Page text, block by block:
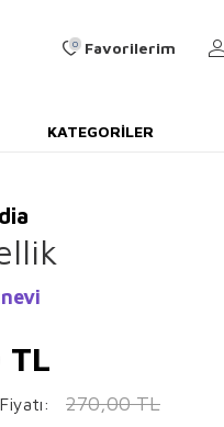
0 Favorilerim
KATEGORILER
TL
270,00TL